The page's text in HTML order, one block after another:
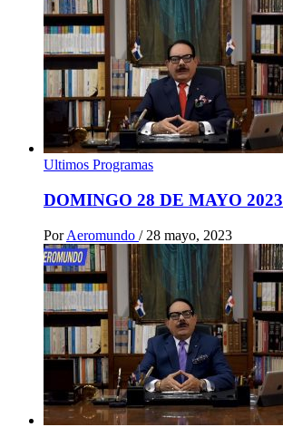
Ultimos Programas
DOMINGO 28 DE MAYO 2023
Por Aeromundo / 28 mayo, 2023